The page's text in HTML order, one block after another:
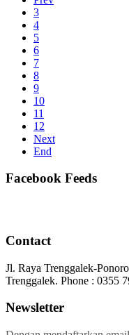
3
4
5
6
7
8
9
10
11
12
Next
End
Facebook Feeds
Contact
Jl. Raya Trenggalek-
Trenggalek. Phone : 0355
Newsletter